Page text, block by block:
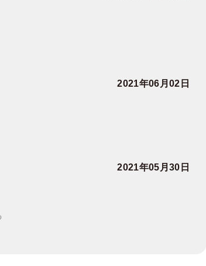
2021年06月02日
2021年05月30日